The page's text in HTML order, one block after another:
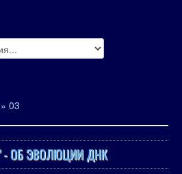
» 03
- ОБ ЭВОЛЮЦИИ ДНК